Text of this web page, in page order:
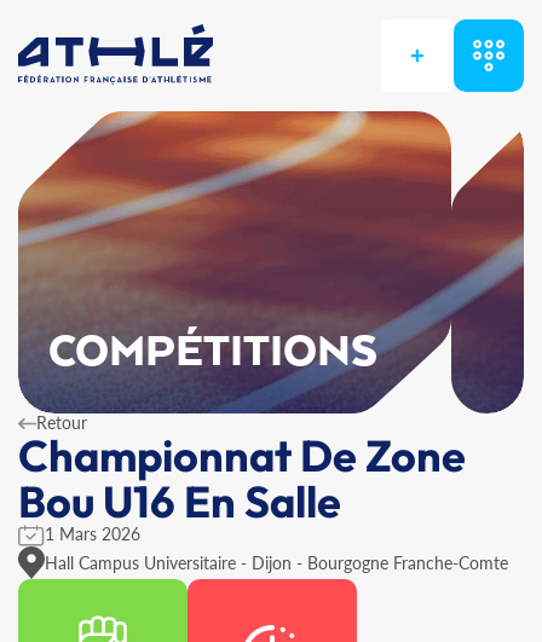
+
COMPÉTITIONS
Retour
Championnat De Zone
Bou U16 En Salle
1 Mars 2026
Hall Campus Universitaire - Dijon - Bourgogne Franche-Comte